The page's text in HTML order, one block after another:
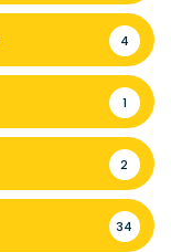
4
1
2
34